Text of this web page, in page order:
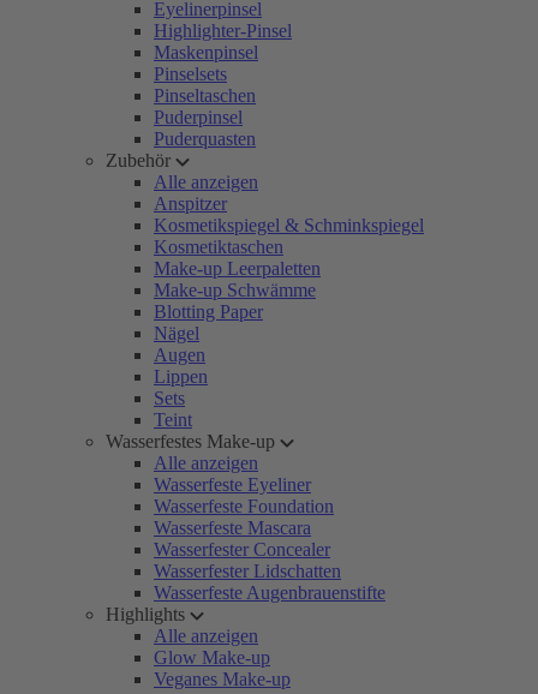
Eyelinerpinsel
Highlighter-Pinsel
Maskenpinsel
Pinselsets
Pinseltaschen
Puderpinsel
Puderquasten
Zubehör
Alle anzeigen
Anspitzer
Kosmetikspiegel & Schminkspiegel
Kosmetiktaschen
Make-up Leerpaletten
Make-up Schwämme
Blotting Paper
Nägel
Augen
Lippen
Sets
Teint
Wasserfestes Make-up
Alle anzeigen
Wasserfeste Eyeliner
Wasserfeste Foundation
Wasserfeste Mascara
Wasserfester Concealer
Wasserfester Lidschatten
Wasserfeste Augenbrauenstifte
Highlights
Alle anzeigen
Glow Make-up
Veganes Make-up